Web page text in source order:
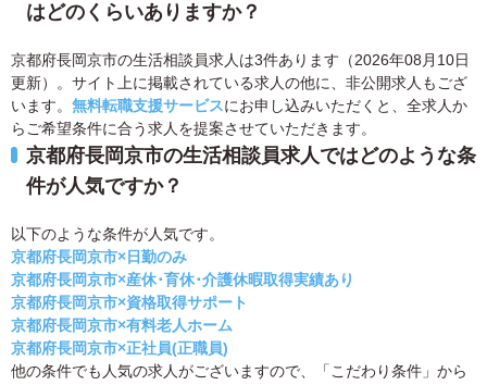
はどのくらいありますか？
京都府長岡京市の生活相談員求人は3件あります（2026年08月10日
更新）。サイト上に掲載されている求人の他に、非公開求人もござ
います。 無料転職支援サービスにお申し込みいただくと、全求人か
らご希望条件に合う求人を提案させていただきます。
京都府長岡京市の生活相談員求人ではどのような条
件が人気ですか？
以下のような条件が人気です。
京都府長岡京市×日勤のみ
京都府長岡京市×産休･育休･介護休暇取得実績あり
京都府長岡京市×資格取得サポート
京都府長岡京市×有料老人ホーム
京都府長岡京市×正社員(正職員)
他の条件でも人気の求人がございますので、「こだわり条件」から